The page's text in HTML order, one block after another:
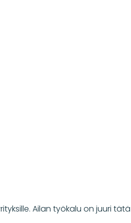
Ailan työkalu on juuri